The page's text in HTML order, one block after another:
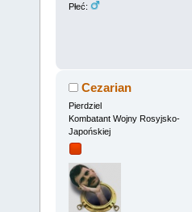
Płeć:
Cezarian
Pierdziel
Kombatant Wojny Rosyjsko-
Japońskiej